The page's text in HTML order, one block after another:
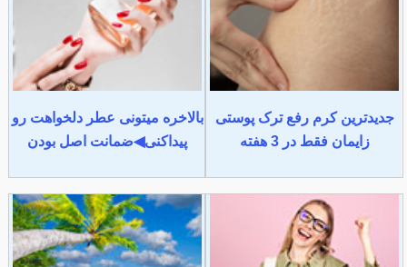
جدیدترین کرم رفع ترک پوستی
زایمان فقط در 3 هفته
بالاخره میتونی عطر دلخواهت رو
پیداکنی◀ضمانت اصل بودن